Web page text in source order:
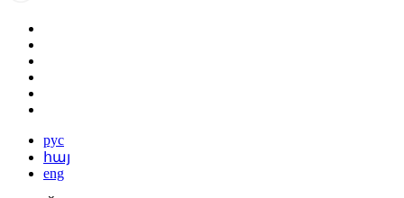
рус
հայ
eng